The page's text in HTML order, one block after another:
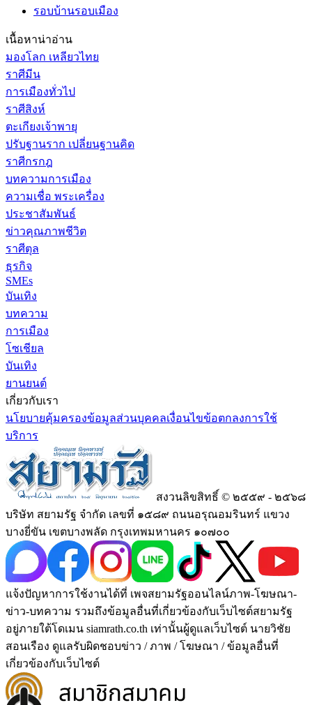
รอบบ้านรอบเมือง
เนื้อหาน่าอ่าน
มองโลก เหลียวไทย
ราศีมีน
การเมืองทั่วไป
ราศีสิงห์
ตะเกียงเจ้าพายุ
ปรับฐานราก เปลี่ยนฐานคิด
ราศีกรกฎ
บทความการเมือง
ความเชื่อ พระเครื่อง
ประชาสัมพันธ์
ข่าวคุณภาพชีวิต
ราศีตุล
ธุรกิจ
SMEs
บันเทิง
บทความ
การเมือง
โซเชียล
บันเทิง
ยานยนต์
เกี่ยวกับเรา
นโยบายคุ้มครองข้อมูลส่วนบุคคลเงื่อนไขข้อตกลงการใช้
บริการ
สงวนลิขสิทธิ์ © ๒๕๕๙ - ๒๕๖๘
บริษัท สยามรัฐ จำกัด เลขที่ ๑๕๘๙ ถนนอรุณอมรินทร์ แขวง
บางยี่ขัน เขตบางพลัด กรุงเทพมหานคร ๑๐๗๐๐
แจ้งปัญหาการใช้งานได้ที่ เพจสยามรัฐออนไลน์ภาพ-โฆษณา-
ข่าว-บทความ รวมถึงข้อมูลอื่นที่เกี่ยวข้องกับเว็บไซต์สยามรัฐ
อยู่ภายใต้โดเมน siamrath.co.th เท่านั้นผู้ดูแลเว็บไซต์ นายวิชัย
สอนเรือง ดูแลรับผิดชอบข่าว / ภาพ / โฆษณา / ข้อมูลอื่นที่
เกี่ยวข้องกับเว็บไซต์